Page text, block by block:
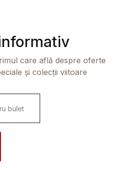
care află despre oferte
și colecții viitoare